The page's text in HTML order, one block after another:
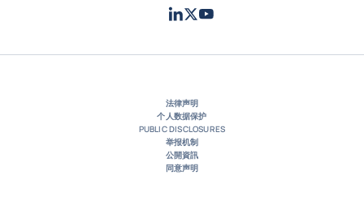
LinkedIn
TwitterYoutube
法律声明
个人数据保护
PUBLIC DISCLOSURES
举报机制
公開資訊
同意声明